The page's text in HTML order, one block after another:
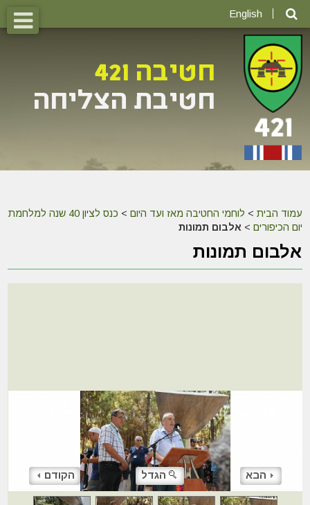
English
עמוד הבית > לוחמי החטיבה מאז ועד היום >
כנס לציון 40 שנה למלחמת
יום הכיפורים > אלבום תמונות
אלבום תמונות
הקודם הגדל הבא